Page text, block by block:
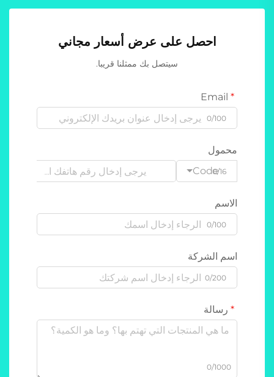
احصل على عرض أسعار مجاني
سيتصل بك ممثلنا قريبا.
0/100
محمول
Code0/16
الاسم
0/100
اسم الشركة
0/200
رسالة
0/1000